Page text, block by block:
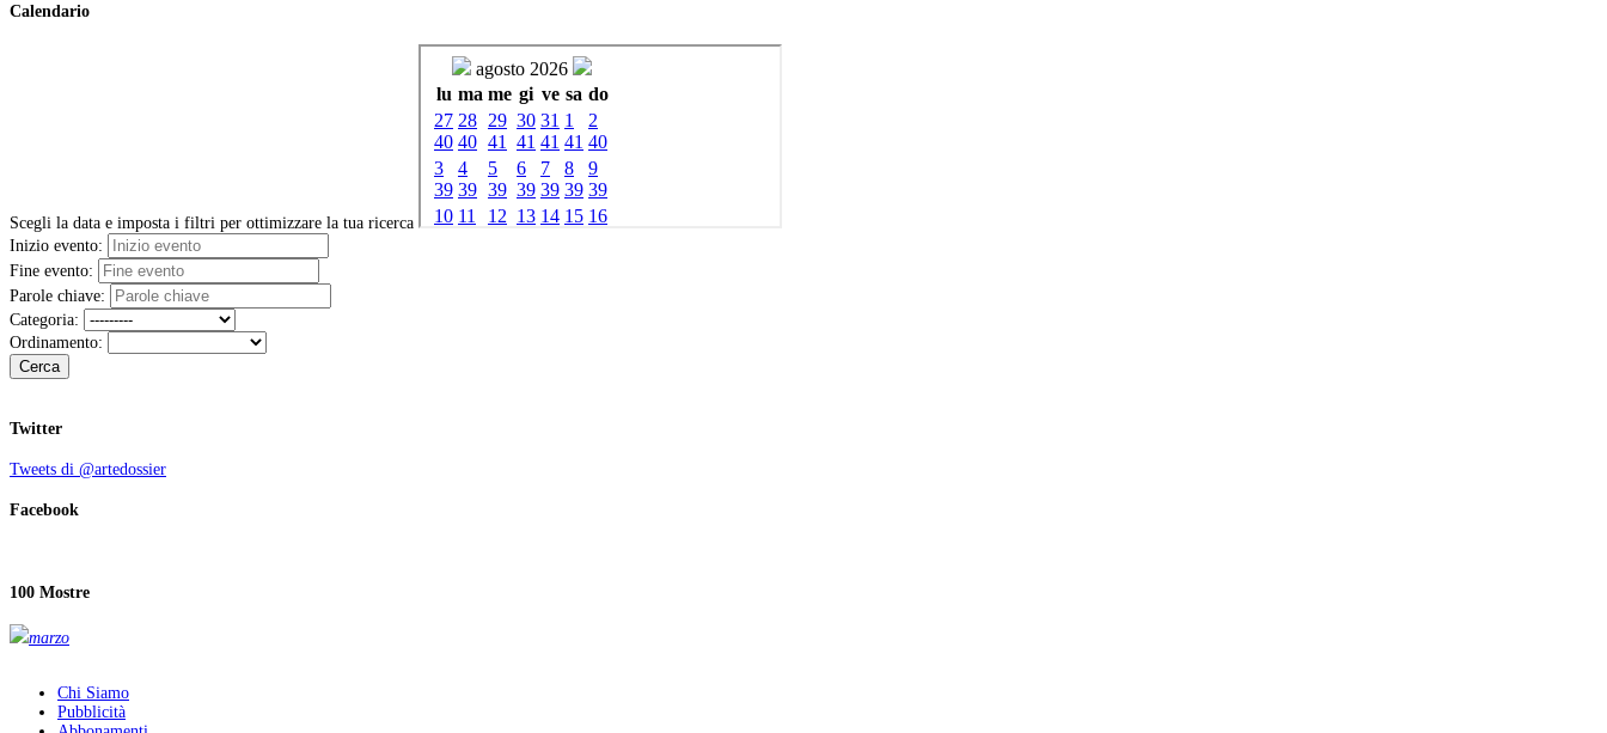
Calendario
Scegli la data e imposta i filtri per ottimizzare la tua ricerca
Inizio evento:
Fine evento:
Parole chiave:
Categoria:
Ordinamento:
Cerca
Twitter
Tweets di @artedossier
Facebook
100 Mostre
marzo
Chi Siamo
Pubblicità